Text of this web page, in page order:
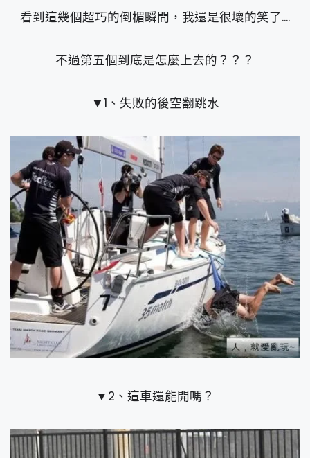
看到這幾個超巧的倒楣瞬間，我還是很壞的笑了....
不過第五個到底是怎麼上去的？？？
▼1、失敗的後空翻跳水
▼2、這車還能開嗎？